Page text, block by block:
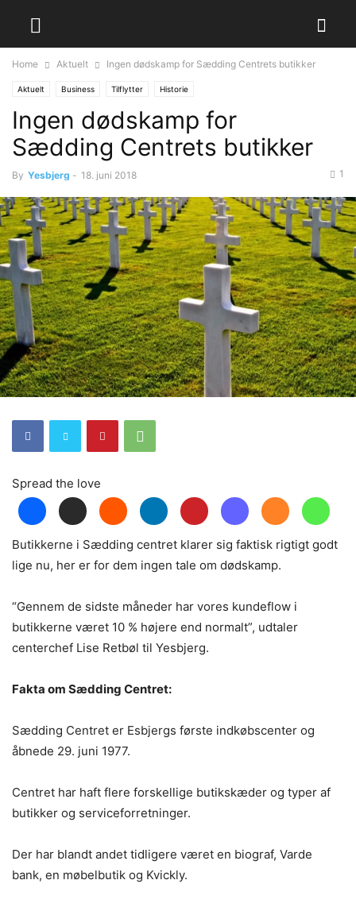
Home Aktuelt Ingen dødskamp for Sædding Centrets butikker
Aktuelt Business Tilflytter Historie
Ingen dødskamp for
Sædding Centrets butikker
By Yesbjerg - 18. juni 2018 1
Spread the love
Butikkerne i Sædding centret klarer sig faktisk rigtigt godt
lige nu, her er for dem ingen tale om dødskamp.
“Gennem de sidste måneder har vores kundeflow i
butikkerne været 10 % højere end normalt”, udtaler
centerchef Lise Retbøl til Yesbjerg.
Fakta om Sædding Centret:
Sædding Centret er Esbjergs første indkøbscenter og
åbnede 29. juni 1977.
Centret har haft flere forskellige butikskæder og typer af
butikker og serviceforretninger.
Der har blandt andet tidligere været en biograf, Varde
bank, en møbelbutik og Kvickly.